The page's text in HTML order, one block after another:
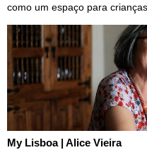
como um espaço para crianças
My Lisboa | Alice Vieira